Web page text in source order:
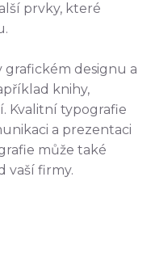
prvky, které
designu a
knihy,
Kvalitní typografie
a prezentaci
může také
vaší firmy.